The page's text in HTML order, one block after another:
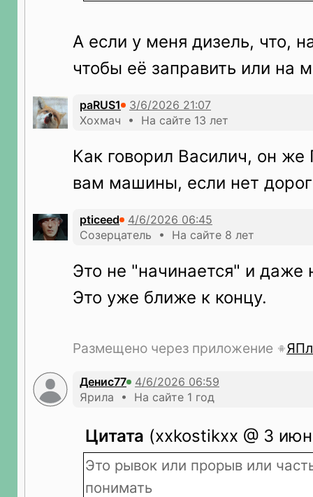
А если у меня дизель, что,
чтобы её заправить или на
paRUS1
Хохмач • На сайте 13 лет
Как говорил Василич, он
вам машины, если нет
pticeed
Созерцатель • На сайте 8 лет
Это не "начинается" и даже
Это уже ближе к концу.
Размещено через приложение
Денис77
Ярила • На сайте 1 год
Цитата (xxkostikxx @ 3
Это рывок или прорыв или
понимать